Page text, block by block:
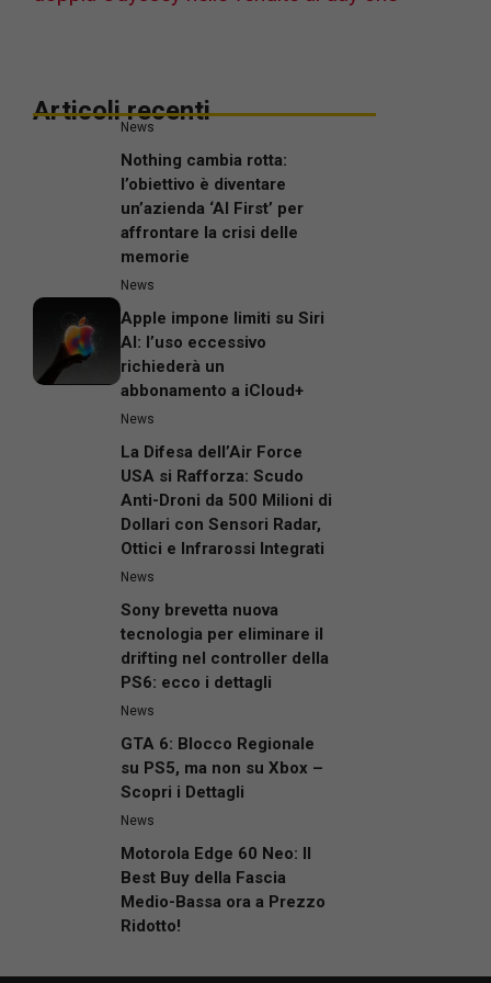
Articoli recenti
News
Nothing cambia rotta:
l’obiettivo è diventare
un’azienda ‘AI First’ per
affrontare la crisi delle
memorie
News
Apple impone limiti su Siri
AI: l’uso eccessivo
richiederà un
abbonamento a iCloud+
News
La Difesa dell’Air Force
USA si Rafforza: Scudo
Anti-Droni da 500 Milioni di
Dollari con Sensori Radar,
Ottici e Infrarossi Integrati
News
Sony brevetta nuova
tecnologia per eliminare il
drifting nel controller della
PS6: ecco i dettagli
News
GTA 6: Blocco Regionale
su PS5, ma non su Xbox –
Scopri i Dettagli
News
Motorola Edge 60 Neo: Il
Best Buy della Fascia
Medio-Bassa ora a Prezzo
Ridotto!